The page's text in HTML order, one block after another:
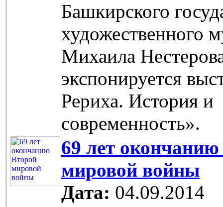
Башкирского
художественного
Михаила
экспонируется
Рериха. История и
современность».
69 лет
мировой войны
Дата: 04.09.2014